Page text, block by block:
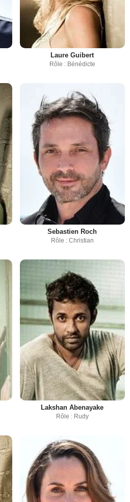
Laure Guibert
Rôle : Bénédicte
Sebastien Roch
Rôle : Christian
Lakshan Abenayake
Rôle : Rudy